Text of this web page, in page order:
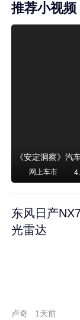
推荐小视频
网上车市
东风日产
光雷达
卢奇 1天前